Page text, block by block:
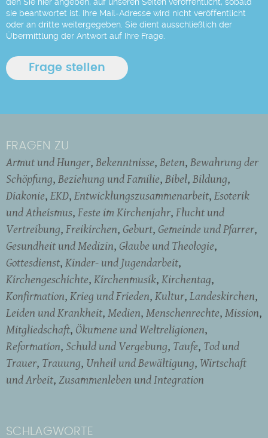
sie beantwortet ist. Ihre Mail-Adresse wird nicht veröffentlicht
oder an dritte weitergegeben. Sie dient ausschließlich der
Übermittlung der Antwort auf Ihre Frage.
FRAGEN ZU
Armut und Hunger Bekenntnisse Beten Bewahrung der
Schöpfung Beziehung und Familie Bibel Bildung
Diakonie EKD Entwicklungszusammenarbeit Esoterik
und Atheismus Feste im Kirchenjahr Flucht und
Vertreibung Freikirchen Geburt Gemeinde und Pfarrer
Gesundheit und Medizin Glaube und Theologie
Gottesdienst Kinder- und Jugendarbeit
Kirchengeschichte Kirchenmusik Kirchentag
Konfirmation Krieg und Frieden Kultur Landeskirchen
Leiden und Krankheit Medien Menschenrechte Mission
Mitgliedschaft Ökumene und Weltreligionen
Reformation Schuld und Vergebung Taufe Tod und
Trauer Trauung Unheil und Bewältigung Wirtschaft
und Arbeit Zusammenleben und Integration
SCHLAGWORTE